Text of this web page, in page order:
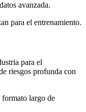
avanzada.
para el entrenamiento.
para el
riesgos profunda con
largo de